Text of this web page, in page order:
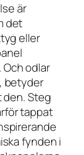
är
det
eller
odlar
betyder
den. Steg
tappat
fynden i